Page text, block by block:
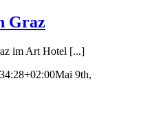
Graz
im Art Hotel [...]
Mai 9th,